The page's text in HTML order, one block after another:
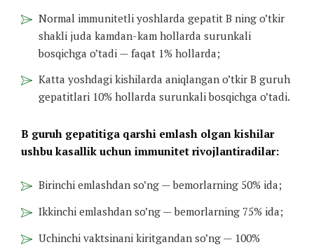
Normal immunitetli yoshlarda gepatit B ning o’tkir
shakli juda kamdan-kam hollarda surunkali
bosqichga o’tadi — faqat 1% hollarda;
Katta yoshdagi kishilarda aniqlangan o’tkir B guruh
gepatitlari 10% hollarda surunkali bosqichga o’tadi.
B guruh gepatitiga qarshi emlash olgan kishilar
ushbu kasallik uchun immunitet rivojlantiradilar:
Birinchi emlashdan so’ng — bemorlarning 50% ida;
Ikkinchi emlashdan so’ng — bemorlarning 75% ida;
Uchinchi vaktsinani kiritgandan so’ng — 100%